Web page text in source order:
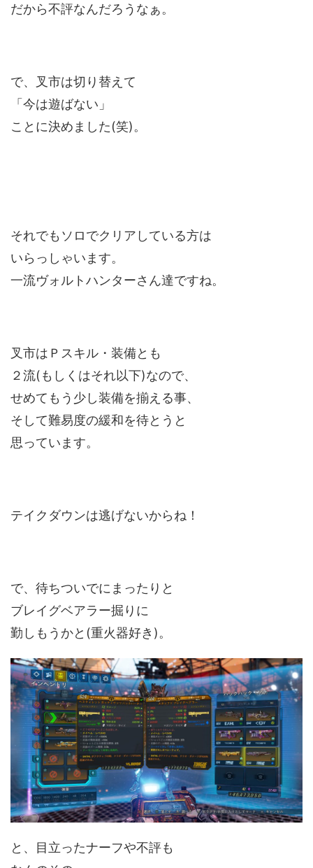
だから不評なんだろうなぁ。
で、叉市は切り替えて
「今は遊ばない」
ことに決めました(笑)。
それでもソロでクリアしている方は
いらっしゃいます。
一流ヴォルトハンターさん達ですね。
叉市はＰスキル・装備とも
２流(もしくはそれ以下)なので、
せめてもう少し装備を揃える事、
そして難易度の緩和を待とうと
思っています。
テイクダウンは逃げないからね！
で、待ちついでにまったりと
ブレイグベアラー掘りに
勤しもうかと(重火器好き)。
と、目立ったナーフや不評も